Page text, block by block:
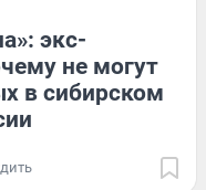
экс-
не могут
в сибирском